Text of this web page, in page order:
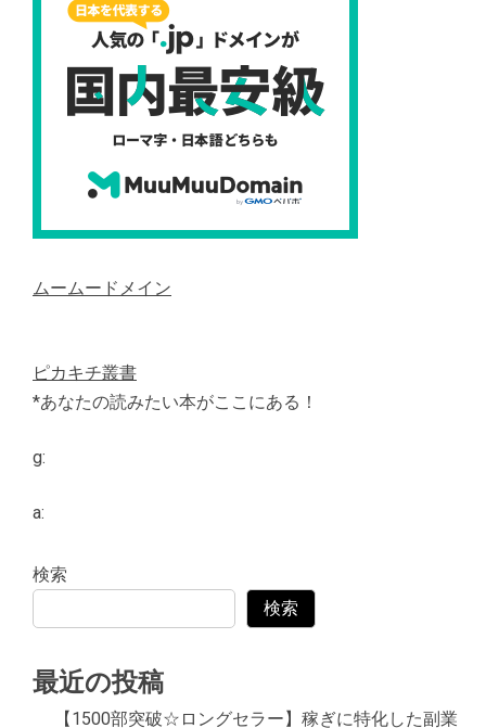
ムームードメイン
ピカキチ叢書
*あなたの読みたい本がここにある！
g:
a:
検索
検索
最近の投稿
【1500部突破☆ロングセラー】稼ぎに特化した副業